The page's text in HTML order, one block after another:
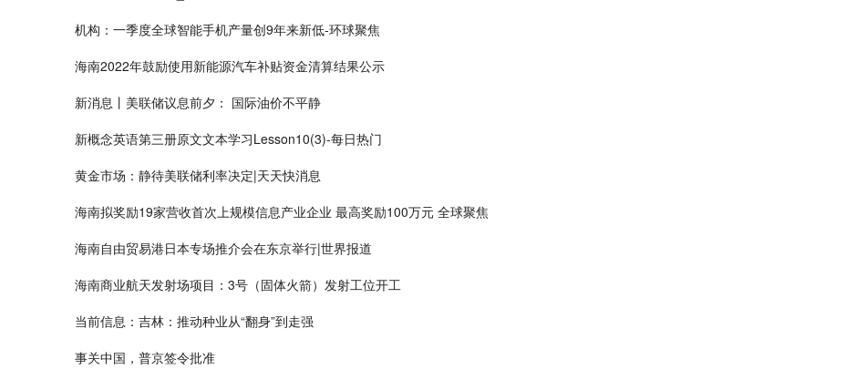
机构：一季度全球智能手机产量创9年来新低-环球聚焦
海南2022年鼓励使用新能源汽车补贴资金清算结果公示
新消息丨美联储议息前夕： 国际油价不平静
新概念英语第三册原文文本学习Lesson10(3)-每日热门
黄金市场：静待美联储利率决定|天天快消息
海南拟奖励19家营收首次上规模信息产业企业 最高奖励100万元 全球聚焦
海南自由贸易港日本专场推介会在东京举行|世界报道
海南商业航天发射场项目：3号（固体火箭）发射工位开工
当前信息：吉林：推动种业从“翻身”到走强
事关中国，普京签令批准